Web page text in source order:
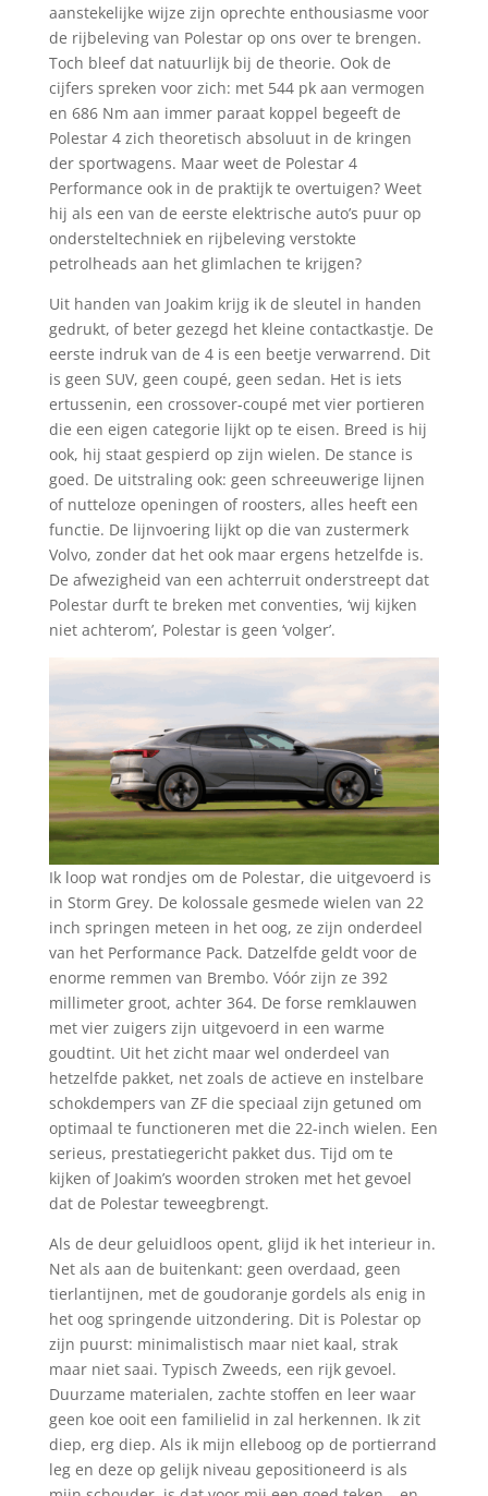
aanstekelijke wijze zijn oprechte enthousiasme voor
de rijbeleving van Polestar op ons over te brengen.
Toch bleef dat natuurlijk bij de theorie. Ook de
cijfers spreken voor zich: met 544 pk aan vermogen
en 686 Nm aan immer paraat koppel begeeft de
Polestar 4 zich theoretisch absoluut in de kringen
der sportwagens. Maar weet de Polestar 4
Performance ook in de praktijk te overtuigen? Weet
hij als een van de eerste elektrische auto’s puur op
ondersteltechniek en rijbeleving verstokte
petrolheads aan het glimlachen te krijgen?
Uit handen van Joakim krijg ik de sleutel in handen
gedrukt, of beter gezegd het kleine contactkastje. De
eerste indruk van de 4 is een beetje verwarrend. Dit
is geen SUV, geen coupé, geen sedan. Het is iets
ertussenin, een crossover-coupé met vier portieren
die een eigen categorie lijkt op te eisen. Breed is hij
ook, hij staat gespierd op zijn wielen. De stance is
goed. De uitstraling ook: geen schreeuwerige lijnen
of nutteloze openingen of roosters, alles heeft een
functie. De lijnvoering lijkt op die van zustermerk
Volvo, zonder dat het ook maar ergens hetzelfde is.
De afwezigheid van een achterruit onderstreept dat
Polestar durft te breken met conventies, ‘wij kijken
niet achterom’, Polestar is geen ‘volger’.
Ik loop wat rondjes om de Polestar, die uitgevoerd is
in Storm Grey. De kolossale gesmede wielen van 22
inch springen meteen in het oog, ze zijn onderdeel
van het Performance Pack. Datzelfde geldt voor de
enorme remmen van Brembo. Vóór zijn ze 392
millimeter groot, achter 364. De forse remklauwen
met vier zuigers zijn uitgevoerd in een warme
goudtint. Uit het zicht maar wel onderdeel van
hetzelfde pakket, net zoals de actieve en instelbare
schokdempers van ZF die speciaal zijn getuned om
optimaal te functioneren met die 22-inch wielen. Een
serieus, prestatiegericht pakket dus. Tijd om te
kijken of Joakim’s woorden stroken met het gevoel
dat de Polestar teweegbrengt.
Als de deur geluidloos opent, glijd ik het interieur in.
Net als aan de buitenkant: geen overdaad, geen
tierlantijnen, met de goudoranje gordels als enig in
het oog springende uitzondering. Dit is Polestar op
zijn puurst: minimalistisch maar niet kaal, strak
maar niet saai. Typisch Zweeds, een rijk gevoel.
Duurzame materialen, zachte stoffen en leer waar
geen koe ooit een familielid in zal herkennen. Ik zit
diep, erg diep. Als ik mijn elleboog op de portierrand
leg en deze op gelijk niveau gepositioneerd is als